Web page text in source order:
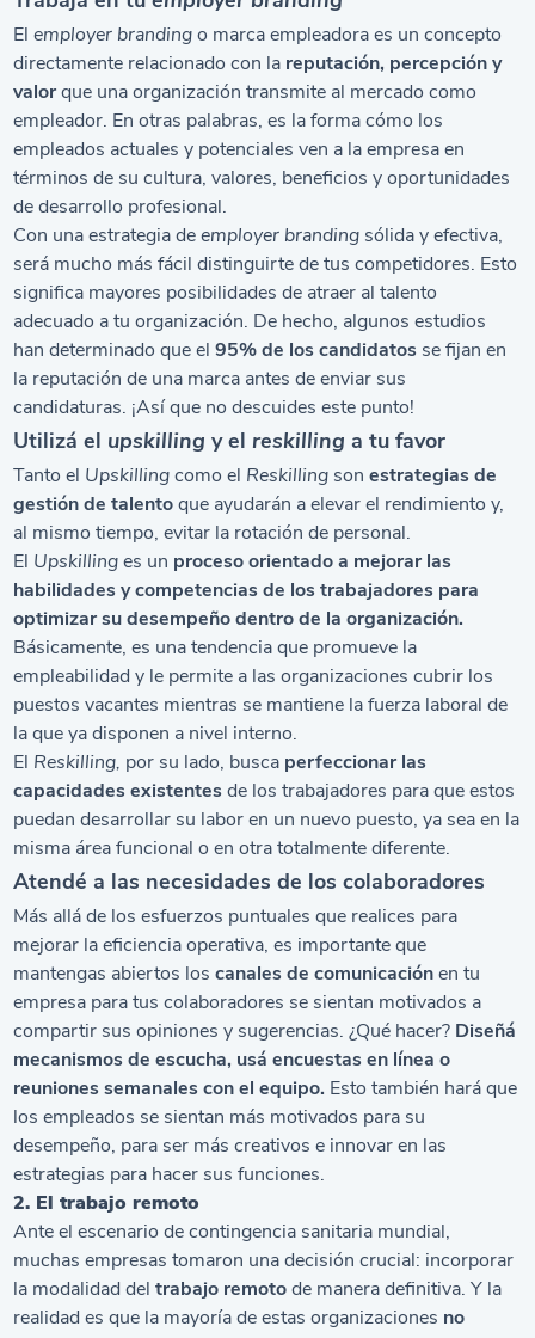
Elemployer brandingo marca empleadora es un concepto
directamente relacionado con la reputación, percepción y
valorque una organización transmite al mercado como
empleador. En otras palabras, es la forma cómo los
empleados actuales y potenciales ven a la empresa en
términos de su cultura, valores, beneficios y oportunidades
de desarrollo profesional.
Con una estrategia deemployer branding sólida y efectiva,
será mucho más fácil distinguirte de tus competidores. Esto
significa mayores posibilidades de atraer al talento
adecuado a tu organización. De hecho, algunos estudios
han determinado que el95% de los candidatos se fijan en
la reputación de una marca antes de enviar sus
candidaturas. ¡Así que no descuides este punto!
Utilizá el upskilling y elreskilling a tu favor
Tanto el Upskillingcomo el Reskilling sonestrategias de
gestión de talentoque ayudarán a elevar el rendimiento y,
al mismo tiempo, evitar la rotación de personal.
El Upskillinges un proceso orientado a mejorar las
habilidades y competencias de los trabajadores para
optimizar su desempeño dentro de la organización.
Básicamente, es una tendencia que promueve la
empleabilidad y le permite a las organizaciones cubrir los
puestos vacantes mientras se mantiene la fuerza laboral de
la que ya disponen a nivel interno.
El Reskilling, por su lado, busca perfeccionar las
capacidades existentesde los trabajadores para que estos
puedan desarrollar su labor en un nuevo puesto, ya sea en la
misma área funcional o en otra totalmente diferente.
Atendé a las necesidades de los colaboradores
Más allá de los esfuerzos puntuales que realices para
mejorar la eficiencia operativa, es importante que
mantengas abiertos loscanales de comunicaciónen tu
empresa para tus colaboradores se sientan motivados a
compartir sus opiniones y sugerencias. ¿Qué hacer? Diseñá
mecanismos de escucha, usá encuestas en línea o
reuniones semanales con el equipo. Esto también hará que
los empleados se sientan más motivados para su
desempeño, para ser más creativos e innovar en las
estrategias para hacer sus funciones.
2. El trabajo remoto
Ante el escenario de contingencia sanitaria mundial,
muchas empresas tomaron una decisión crucial: incorporar
la modalidad del trabajo remotode manera definitiva. Y la
realidad es que la mayoría de estas organizaciones no